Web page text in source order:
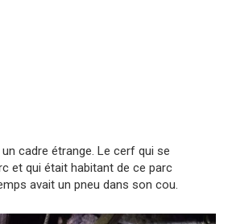
cadre étrange. Le cerf qui se
et qui était habitant de ce parc
avait un pneu dans son cou.